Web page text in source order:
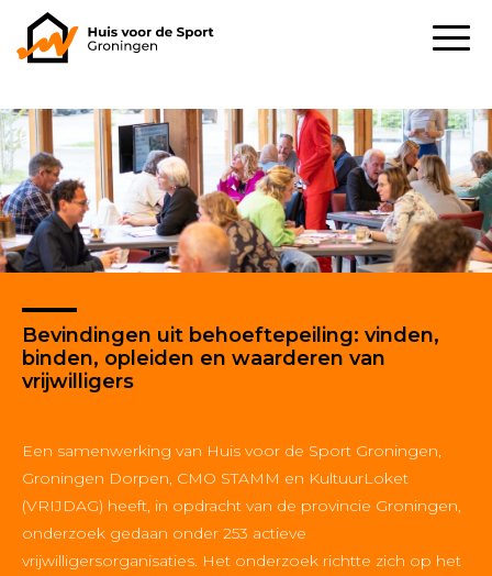
Bevindingen uit behoeftepeiling: vinden,
binden, opleiden en waarderen van
vrijwilligers
Een samenwerking van Huis voor de Sport Groningen,
Groningen Dorpen, CMO STAMM en KultuurLoket
(VRIJDAG) heeft, in opdracht van de provincie Groningen,
onderzoek gedaan onder 253 actieve
vrijwilligersorganisaties. Het onderzoek richtte zich op het